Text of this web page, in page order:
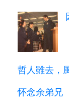
哲人雖去，
怀念余弟兄